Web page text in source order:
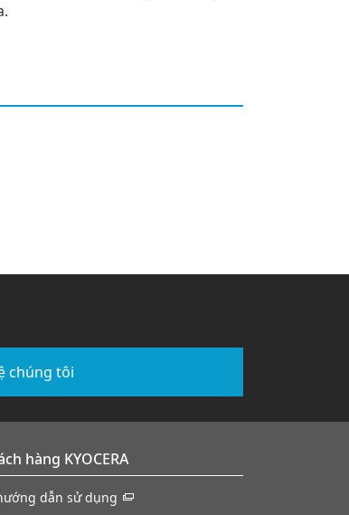
chúng tôi
hàng KYOCERA
dẫn sử dụng